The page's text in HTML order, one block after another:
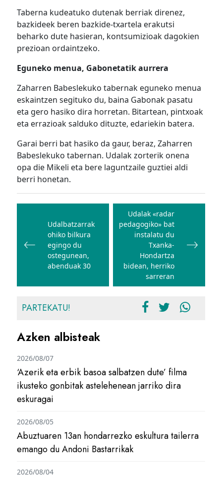
Taberna kudeatuko dutenak berriak direnez,
bazkideek beren bazkide-txartela erakutsi
beharko dute hasieran, kontsumizioak dagokien
prezioan ordaintzeko.
Eguneko menua, Gabonetatik aurrera
Zaharren Babeslekuko tabernak eguneko menua
eskaintzen segituko du, baina Gabonak pasatu
eta gero hasiko dira horretan. Bitartean, pintxoak
eta errazioak salduko dituzte, edariekin batera.
Garai berri bat hasiko da gaur, beraz, Zaharren
Babeslekuko tabernan. Udalak zorterik onena
opa die Mikeli eta bere laguntzaile guztiei aldi
berri honetan.
Bidalketetan
nabigatuUdalbatzarrak
ohiko bilkura
egingo du
ostegunean,
abenduak 30
Udalak «radar
pedagogiko» bat
instalatu du
Txanka-
Hondartza
bidean, herriko
sarreran
PARTEKATU!
Azken albisteak
‘Azerik eta erbik basoa salbatzen dute’ filma
ikusteko gonbitak astelehenean jarriko dira
eskuragai
2026/08/07
Abuztuaren 13an hondarrezko eskultura tailerra
emango du Andoni Bastarrikak
2026/08/05
2026/08/04